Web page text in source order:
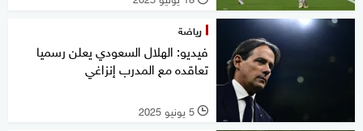
رياضة
فيديو: الهلال السعودي يعلن رسميا
تعاقده مع المدرب إنزاغي
l 5 يونيو 2025